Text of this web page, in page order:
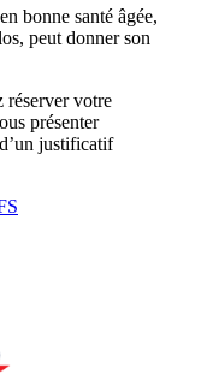
bonne santé âgée,
peut donner son
réserver votre
présenter
justificatif